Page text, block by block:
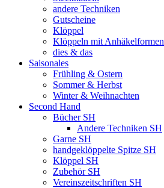
andere Techniken
Gutscheine
Klöppel
Klöppeln mit Anhäkelformen
dies & das
Saisonales
Frühling & Ostern
Sommer & Herbst
Winter & Weihnachten
Second Hand
Bücher SH
Andere Techniken SH
Garne SH
handgeklöppelte Spitze SH
Klöppel SH
Zubehör SH
Vereinszeitschriften SH